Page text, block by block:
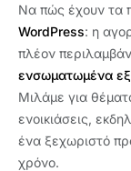
Να πώς έχουν τα
WordPress: η
πλέον
ενσωματωμένα
Μιλάμε για
ενοικιάσεις,
ένα ξεχωριστό
χρόνο.